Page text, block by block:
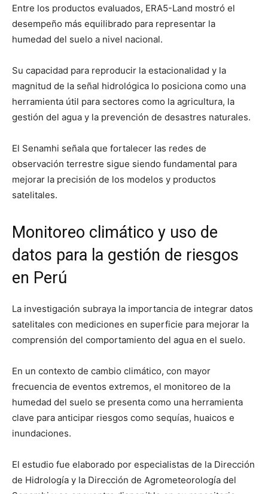
Entre los productos evaluados, ERA5-Land mostró el
desempeño más equilibrado para representar la
humedad del suelo a nivel nacional.
Su capacidad para reproducir la estacionalidad y la
magnitud de la señal hidrológica lo posiciona como una
herramienta útil para sectores como la agricultura, la
gestión del agua y la prevención de desastres naturales.
El Senamhi señala que fortalecer las redes de
observación terrestre sigue siendo fundamental para
mejorar la precisión de los modelos y productos
satelitales.
Monitoreo climático y uso de
datos para la gestión de riesgos
en Perú
La investigación subraya la importancia de integrar datos
satelitales con mediciones en superficie para mejorar la
comprensión del comportamiento del agua en el suelo.
En un contexto de cambio climático, con mayor
frecuencia de eventos extremos, el monitoreo de la
humedad del suelo se presenta como una herramienta
clave para anticipar riesgos como sequías, huaicos e
inundaciones.
El estudio fue elaborado por especialistas de la Dirección
de Hidrología y la Dirección de Agrometeorología del